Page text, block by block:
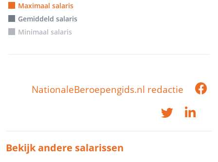
Maximaal salaris
Gemiddeld salaris
Minimaal salaris
NationaleBeroepengids.nl redactie
Bekijk andere salarissen